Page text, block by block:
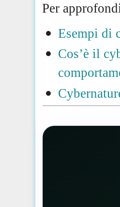
Per
Esempi di
Cos’è il